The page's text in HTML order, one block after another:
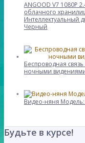
ANGOOD V7 1080P
облачного
Интеллектуальный
Черный
Беспроводная
ночными
Видео-няня Модель:
Будьте в курсе!